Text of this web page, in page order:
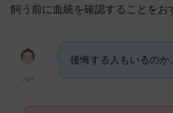
飼う前に血統を確認することをお
パパ
後悔する人もいるの